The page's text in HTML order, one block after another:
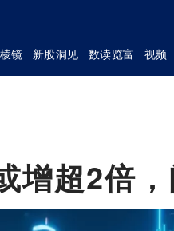
镜 新股洞见 数读览富 视频
增超2倍